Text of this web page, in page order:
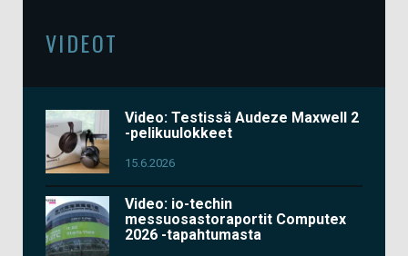
VIDEOT
Video: Testissä Audeze Maxwell 2
-pelikuulokkeet
15.6.2026
Video: io-techin
messuosastoraportit Computex
2026 -tapahtumasta